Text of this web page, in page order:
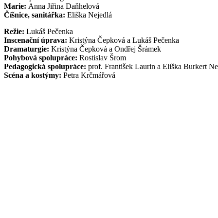
Marie: Anna Jiřina Daňhelová
Číšnice, sanitářka: Eliška Nejedlá
Režie: Lukáš Pečenka
Inscenační úprava: Kristýna Čepková a Lukáš Pečenka
Dramaturgie: Kristýna Čepková a Ondřej Šrámek
Pohybová spolupráce: Rostislav Šrom
Pedagogická spolupráce: prof. František Laurin a Eliška Burkert
Scéna a kostýmy: Petra Krčmářová